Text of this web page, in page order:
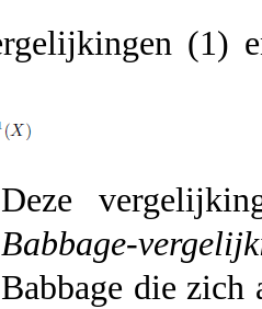
(1)
Deze
Babbage-
Babbage die zich